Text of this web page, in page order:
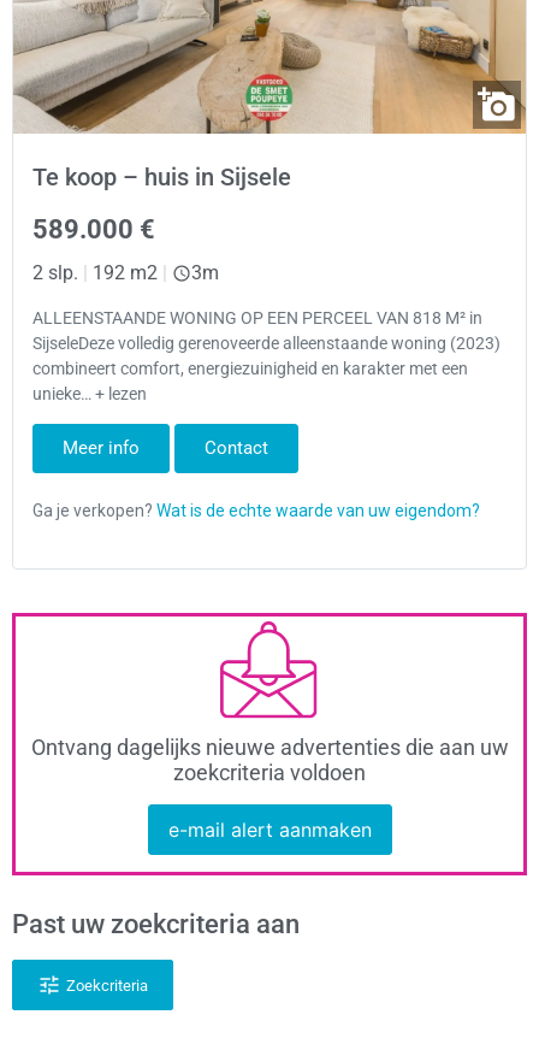
Te koop – huis in Sijsele
589.000 €
2 slp. | 192 m2 | 3m
ALLEENSTAANDE WONING OP EEN PERCEEL VAN 818 M² in
SijseleDeze volledig gerenoveerde alleenstaande woning (2023)
combineert comfort, energiezuinigheid en karakter met een
unieke… + lezen
Meer info Contact
Ontvang dagelijks nieuwe advertenties die aan uw
zoekcriteria voldoen
e-mail alert aanmaken
Past uw zoekcriteria aan
Zoekcriteria